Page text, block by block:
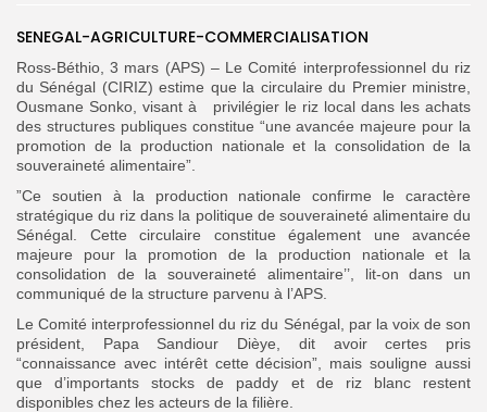
for:
FR
SENEGAL-AGRICULTURE-COMMERCIALISATION
‎Ross-Béthio, 3 mars (APS) – Le Comité interprofessionnel du riz
du Sénégal (CIRIZ) estime que la circulaire du Premier ministre,
Ousmane Sonko, visant à privilégier le riz local dans les achats
des structures publiques constitue “une avancée majeure pour la
promotion de la production nationale et la consolidation de la
souveraineté alimentaire”.
”Ce soutien à la production nationale confirme le caractère
stratégique du riz dans la politique de souveraineté alimentaire du
Sénégal. Cette circulaire constitue également une avancée
majeure pour la promotion de la production nationale et la
consolidation de la souveraineté alimentaire’’, lit-on dans un
communiqué de la structure parvenu à l’APS.
Le Comité interprofessionnel du riz du Sénégal, par la voix de son
président, Papa Sandiour Dièye, dit avoir certes pris
“connaissance avec intérêt cette décision”, mais souligne aussi
que d’importants stocks de paddy et de riz blanc restent
disponibles chez les acteurs de la filière.